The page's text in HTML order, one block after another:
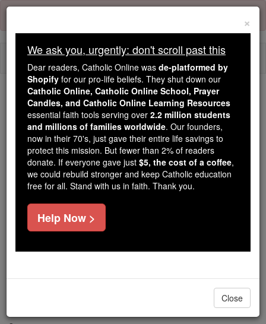
Skip
content
Trending:
Daily Reading for Thursday, October ...
Today's Reading The Mysteries of the Rosary
2 Reyes - Capítulo 6
2 Reyes ⌄
La hermandad de los profetas dijo a Eliseo: ' Mira,
×
We ask you, urgently: don't scroll past this
Dear readers, Catholic Online was de-platformed by
Shopify for our pro-life beliefs. They shut down our
Catholic Online, Catholic Online School, Prayer
Candles, and Catholic Online Learning Resources
essential faith tools serving over 2.2 million students
and millions of families worldwide. Our founders,
now in their 70's, just gave their entire life savings to
protect this mission. But fewer than 2% of readers
donate. If everyone gave just $5, the cost of a coffee,
we could rebuild stronger and keep Catholic education
free for all. Stand with us in faith. Thank you.
Help Now >
Close